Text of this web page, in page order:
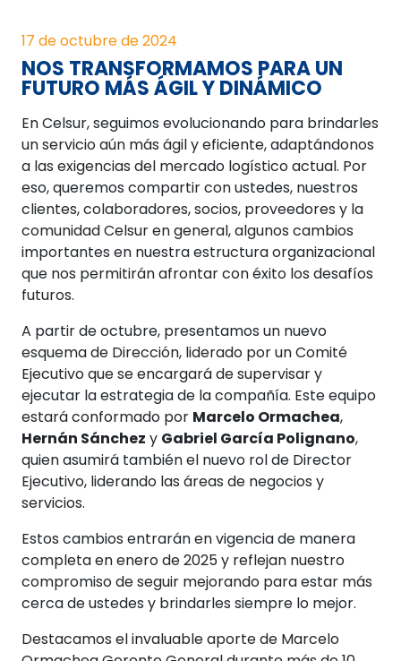
17 de octubre de 2024
NOS TRANSFORMAMOS PARA UN
FUTURO MÁS ÁGIL Y DINÁMICO
En Celsur, seguimos evolucionando para brindarles
un servicio aún más ágil y eficiente, adaptándonos
a las exigencias del mercado logístico actual. Por
eso, queremos compartir con ustedes, nuestros
clientes, colaboradores, socios, proveedores y la
comunidad Celsur en general, algunos cambios
importantes en nuestra estructura organizacional
que nos permitirán afrontar con éxito los desafíos
futuros.
A partir de octubre, presentamos un nuevo
esquema de Dirección, liderado por un Comité
Ejecutivo que se encargará de supervisar y
ejecutar la estrategia de la compañía. Este equipo
estará conformado por Marcelo Ormachea,
Hernán Sánchez y Gabriel García Polignano,
quien asumirá también el nuevo rol de Director
Ejecutivo, liderando las áreas de negocios y
servicios.
Estos cambios entrarán en vigencia de manera
completa en enero de 2025 y reflejan nuestro
compromiso de seguir mejorando para estar más
cerca de ustedes y brindarles siempre lo mejor.
Destacamos el invaluable aporte de Marcelo